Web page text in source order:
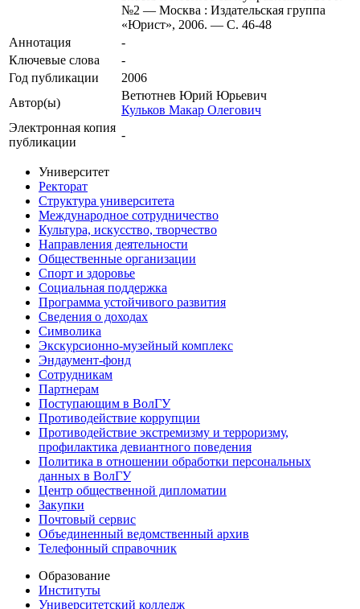
№2 — Москва : Издательская группа
«Юрист», 2006. — С. 46-48
Аннотация
-
Ключевые cлова
-
Год публикации
2006
Автор(ы)
Ветютнев Юрий Юрьевич
Кульков Макар Олегович
Электронная копия
публикации
-
Университет
Ректорат
Структура университета
Международное сотрудничество
Культура, искусство, творчество
Направления деятельности
Общественные организации
Спорт и здоровье
Социальная поддержка
Программа устойчивого развития
Сведения о доходах
Символика
Экскурсионно-музейный комплекс
Эндаумент-фонд
Сотрудникам
Партнерам
Поступающим в ВолГУ
Противодействие коррупции
Противодействие экстремизму и терроризму,
профилактика девиантного поведения
Политика в отношении обработки персональных
данных в ВолГУ
Центр общественной дипломатии
Закупки
Почтовый сервис
Объединенный ведомственный архив
Телефонный справочник
Образование
Институты
Университетский колледж